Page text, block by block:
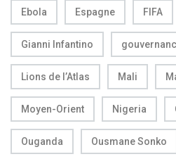
Ebola Espagne FIFA
Gianni Infantino
Lions de l’Atlas Mali
Moyen-Orient Nigeria
Ouganda Ousmane Sonko